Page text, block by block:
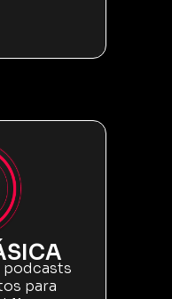
podcasts
para